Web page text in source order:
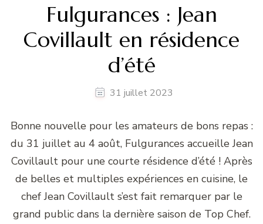
Fulgurances : Jean
Covillault en résidence
d’été
31 juillet 2023
Bonne nouvelle pour les amateurs de bons repas :
du 31 juillet au 4 août, Fulgurances accueille Jean
Covillault pour une courte résidence d’été ! Après
de belles et multiples expériences en cuisine, le
chef Jean Covillault s’est fait remarquer par le
grand public dans la dernière saison de Top Chef.